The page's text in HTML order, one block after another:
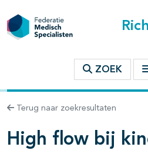
ZOEK
Terug naar zoekresultaten
High flow bij
binnen deze richtlijn